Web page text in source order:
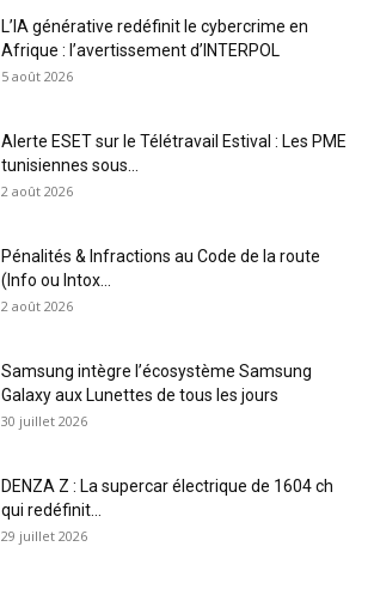
L’IA générative redéfinit le cybercrime en
Afrique : l’avertissement d’INTERPOL
5 août 2026
Alerte ESET sur le Télétravail Estival : Les PME
tunisiennes sous...
2 août 2026
Pénalités & Infractions au Code de la route
(Info ou Intox...
2 août 2026
Samsung intègre l’écosystème Samsung
Galaxy aux Lunettes de tous les jours
30 juillet 2026
DENZA Z : La supercar électrique de 1604 ch
qui redéfinit...
29 juillet 2026